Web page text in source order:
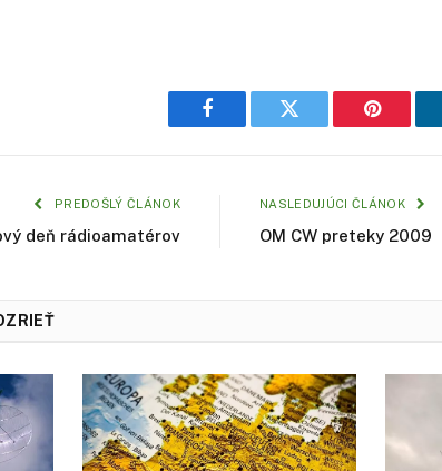
Facebook Twitter Pinterest
PREDOŠLÝ ČLÁNOK
deň rádioamatérov
NASLEDUJÚCI ČLÁNOK
OM CW preteky 2009